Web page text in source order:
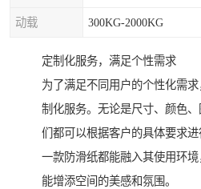
动载 300KG-2000KG
定制化服务，满足个性需求
为了满足不同用户的个性化需
制化服务。无论是尺寸、颜色
们都可以根据客户的具体要求
一款防滑纸都能融入其使用环
能增添空间的美感和氛围。